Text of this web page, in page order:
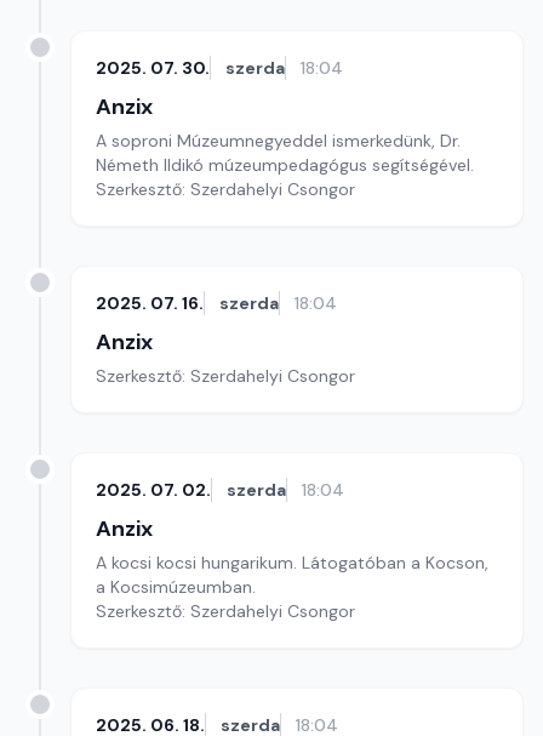
2025. 07. 30. szerda 18:04
Anzix
A soproni Múzeumnegyeddel ismerkedünk, Dr.
Németh Ildikó múzeumpedagógus segítségével.
Szerkesztő: Szerdahelyi Csongor
2025. 07. 16. szerda 18:04
Anzix
Szerkesztő: Szerdahelyi Csongor
2025. 07. 02. szerda 18:04
Anzix
A kocsi kocsi hungarikum. Látogatóban a Kocson,
a Kocsimúzeumban.
Szerkesztő: Szerdahelyi Csongor
2025. 06. 18. szerda 18:04